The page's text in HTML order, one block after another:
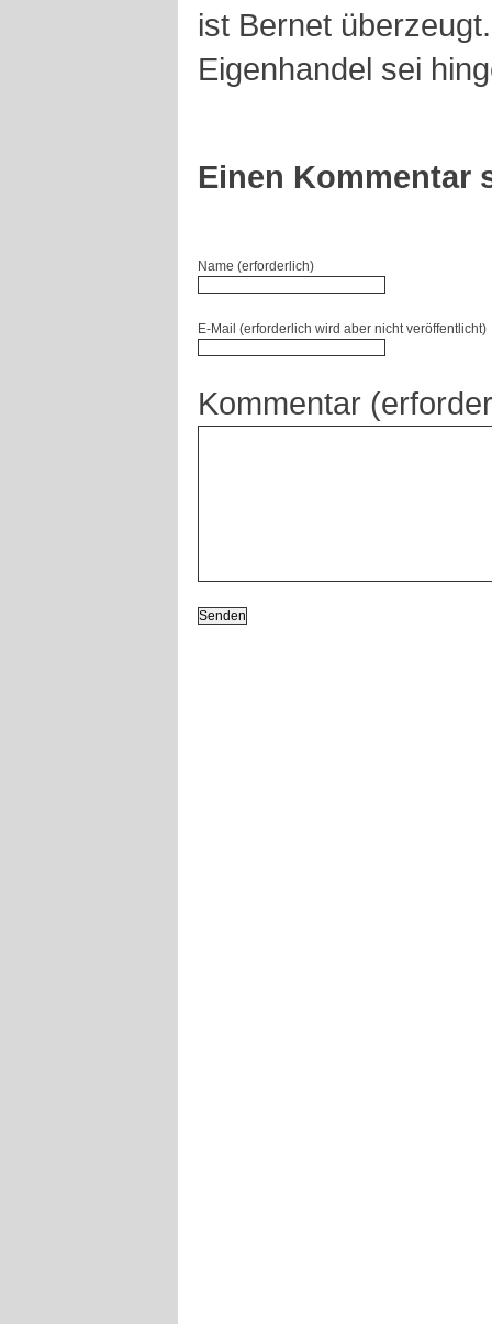
ist Bernet
Eigenhandel sei
Einen Kommentar
Name (erforderlich)
E-Mail (erforderlich wird aber nicht veröffentlicht)
Kommentar